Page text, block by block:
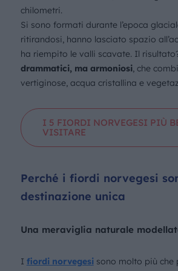
chilometri.
Si sono formati durante l’epoca
ritirandosi, hanno lasciato spazio
ha riempito le valli scavate. Il
drammatici, ma armoniosi, che
vertiginose, acqua cristallina e
I 5 FIORDI NORVEGESI PIÙ
VISITARE
Perché i fiordi norvegesi
destinazione unica
Una meraviglia naturale
I fiordi norvegesisono molto più che